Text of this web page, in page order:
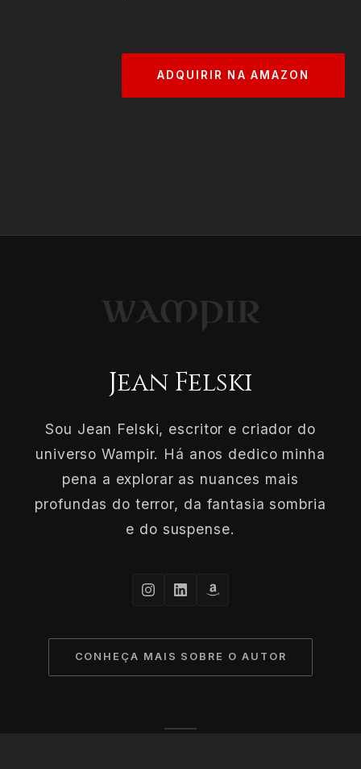
ADQUIRIR NA AMAZON
Jean Felski
Sou Jean Felski, escritor e criador do
universo Wampir. Há anos dedico minha
pena a explorar as nuances mais
profundas do terror, da fantasia sombria
e do suspense.
CONHEÇA MAIS SOBRE O AUTOR